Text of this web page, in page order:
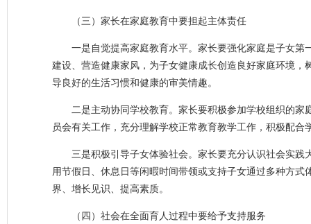
（三）家长在家庭教育中要担起主体责任
一是自觉提高家庭教育水平。家长要强化家庭是子女
建设、营造健康家风，为子女健康成长创造良好家庭环境
导良好的生活习惯和健康的审美情趣。
二是主动协同学校教育。家长要积极参加学校组织的
员会有关工作，充分理解学校正常教育教学工作，积极配合
三是积极引导子女体验社会。家长要充分认识社会实
用节假日、休息日等闲暇时间带领或支持子女通过多种方
界、增长见识、提高素质。
（四）社会在全面育人过程中要给予支持服务